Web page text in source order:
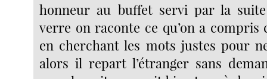
honneur au buffet servi par la
verre on raconte ce qu’on a compris
en cherchant les mots justes pour
alors il repart l’étranger sans